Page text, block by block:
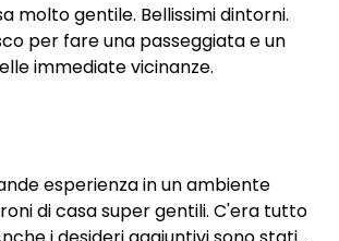
molto gentile. Bellissimi dintorni.
per fare una passeggiata e un
immediate vicinanze.
esperienza in un ambiente
di casa super gentili. C'era tutto